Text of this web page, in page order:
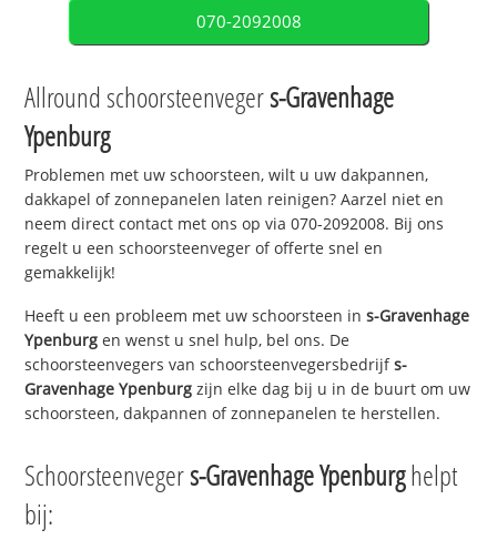
070-2092008
Allround schoorsteenvegers-Gravenhage
Ypenburg
Problemen met uw schoorsteen, wilt u uw dakpannen,
dakkapel of zonnepanelen laten reinigen? Aarzel niet en
neem direct contact met ons op via 070-2092008. Bij ons
regelt u een schoorsteenveger of offerte snel en
gemakkelijk!
Heeft u een probleem met uw schoorsteen ins-Gravenhage
Ypenburg en wenst u snel hulp, bel ons. De
schoorsteenvegers van schoorsteenvegersbedrijfs-
Gravenhage Ypenburg zijn elke dag bij u in de buurt om uw
schoorsteen, dakpannen of zonnepanelen te herstellen.
Schoorsteenvegers-Gravenhage Ypenburghelpt
bij: